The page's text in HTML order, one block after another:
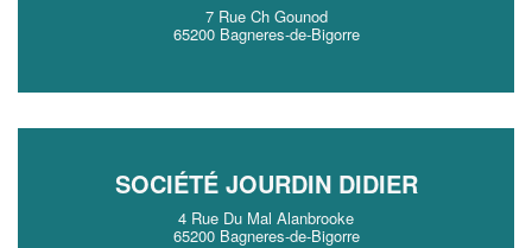
7 Rue Ch Gounod
65200 Bagneres-de-Bigorre
SOCIÉTÉ JOURDIN DIDIER
4 Rue Du Mal Alanbrooke
65200 Bagneres-de-Bigorre